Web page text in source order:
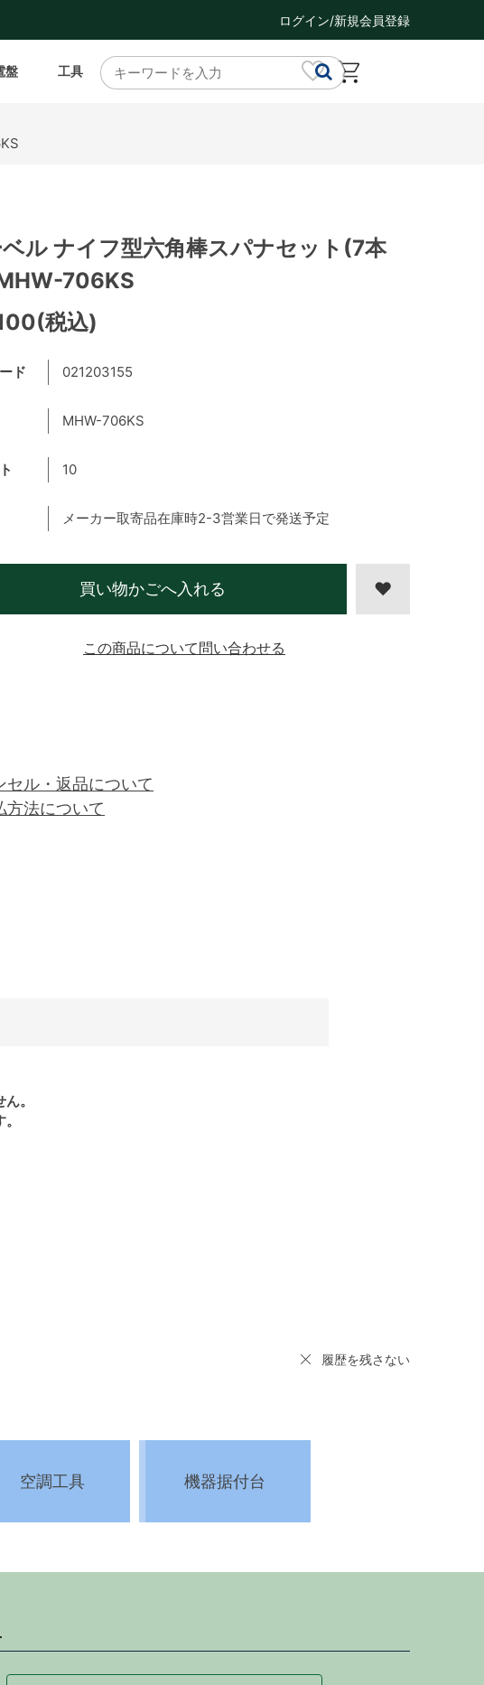
ログイン/新規会員登録
盤 工具
ル ナイフ型六角棒スパナセット(7本
706KS
税込)
ド 021203155
MHW-706KS
10
メーカー取寄品在庫時2-3営業日で発送予定
買い物かごへ入れる
セル・返品について
方法について
この商品について問い合わせる
。
履歴を残さない
空調工具 機器据付台